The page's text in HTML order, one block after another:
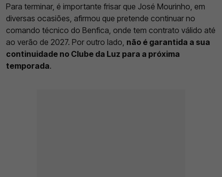
Para terminar, é importante frisar que José Mourinho, em
diversas ocasiões, afirmou que pretende continuar no
comando técnico do Benfica, onde tem contrato válido até
ao verão de 2027. Por outro lado, não é garantida a sua
continuidade no Clube da Luz para a próxima
temporada.